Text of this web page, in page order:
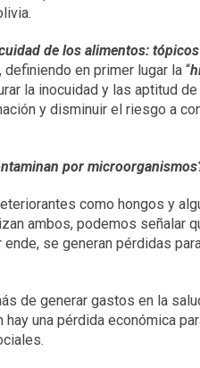
de los alimentos:
definiendo en primer lugar la “
la inocuidad y las aptitud
y disminuir el riesgo a
por
como hongos y
ambos, podemos señalar
se generan pérdidas
de generar gastos en la
una pérdida económica